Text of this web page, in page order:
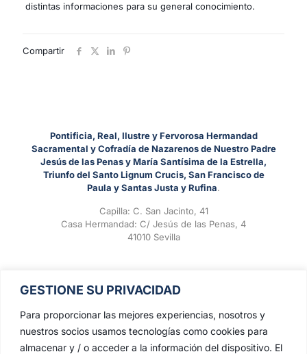
GESTIONE SU PRIVACIDAD
Para proporcionar las mejores experiencias, nosotros y
nuestros socios usamos tecnologías como cookies para
almacenar y / o acceder a la información del dispositivo. El
distintas informaciones para su general conocimiento.
Compartir
Pontificia, Real, Ilustre y Fervorosa Hermandad
Sacramental y Cofradía de Nazarenos de Nuestro Padre
Jesús de las Penas y María Santísima de la Estrella,
Triunfo del Santo Lignum Crucis, San Francisco de
Paula y Santas Justa y Rufina.
Capilla: C. San Jacinto, 41
Casa Hermandad: C/ Jesús de las Penas, 4
41010 Sevilla